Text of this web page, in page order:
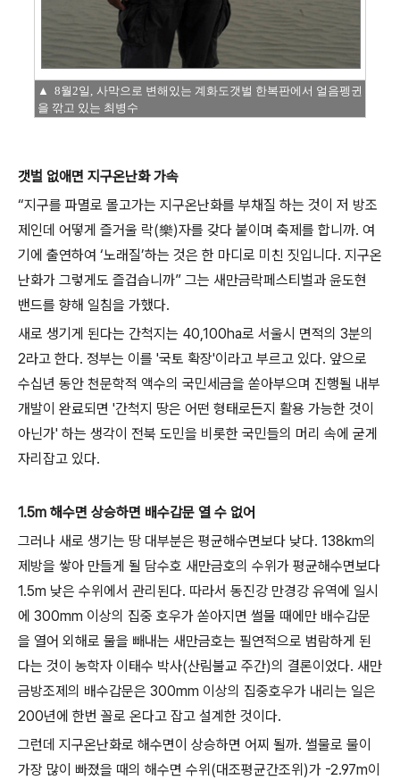
▲ 8월2일, 사막으로 변해있는 계화도갯벌 한복판에서 얼음펭귄
을 깎고 있는 최병수
갯벌 없애면 지구온난화 가속
“지구를 파멸로 몰고가는 지구온난화를 부채질 하는 것이 저 방조
제인데 어떻게 즐거울 락(樂)자를 갖다 붙이며 축제를 합니까. 여
기에 출연하여 ‘노래질’하는 것은 한 마디로 미친 짓입니다. 지구온
난화가 그렇게도 즐겁습니까” 그는 새만금락페스티벌과 윤도현
밴드를 향해 일침을 가했다.
새로 생기게 된다는 간척지는 40,100ha로 서울시 면적의 3분의
2라고 한다. 정부는 이를 '국토 확장'이라고 부르고 있다. 앞으로
수십년 동안 천문학적 액수의 국민세금을 쏟아부으며 진행될 내부
개발이 완료되면 '간척지 땅은 어떤 형태로든지 활용 가능한 것이
아닌가' 하는 생각이 전북 도민을 비롯한 국민들의 머리 속에 굳게
자리잡고 있다.
1.5m 해수면 상승하면 배수갑문 열 수 없어
그러나 새로 생기는 땅 대부분은 평균해수면보다 낮다. 138km의
제방을 쌓아 만들게 될 담수호 새만금호의 수위가 평균해수면보다
1.5m 낮은 수위에서 관리된다. 따라서 동진강 만경강 유역에 일시
에 300mm 이상의 집중 호우가 쏟아지면 썰물 때에만 배수갑문
을 열어 외해로 물을 빼내는 새만금호는 필연적으로 범람하게 된
다는 것이 농학자 이태수 박사(산림불교 주간)의 결론이었다. 새만
금방조제의 배수갑문은 300mm 이상의 집중호우가 내리는 일은
200년에 한번 꼴로 온다고 잡고 설계한 것이다.
그런데 지구온난화로 해수면이 상승하면 어찌 될까. 썰물로 물이
가장 많이 빠졌을 때의 해수면 수위(대조평균간조위)가 -2.97m이